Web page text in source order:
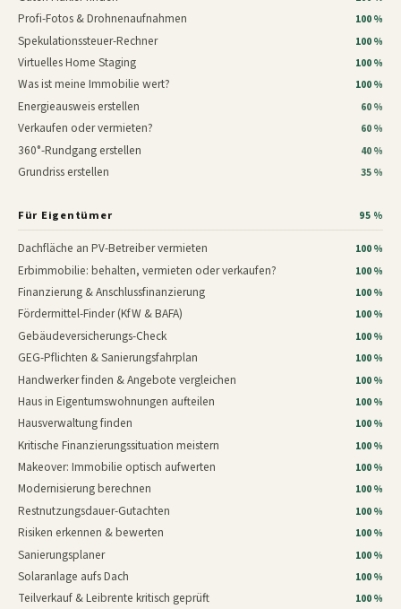
Profi-Fotos & Drohnenaufnahmen 100 %
Spekulationssteuer-Rechner 100 %
Virtuelles Home Staging 100 %
Was ist meine Immobilie wert? 100 %
Energieausweis erstellen 60 %
Verkaufen oder vermieten? 60 %
360°-Rundgang erstellen 40 %
Grundriss erstellen 35 %
Für Eigentümer 95 %
Dachfläche an PV-Betreiber vermieten 100 %
Erbimmobilie: behalten, vermieten oder verkaufen? 100 %
Finanzierung & Anschlussfinanzierung 100 %
Fördermittel-Finder (KfW & BAFA) 100 %
Gebäudeversicherungs-Check 100 %
GEG-Pflichten & Sanierungsfahrplan 100 %
Handwerker finden & Angebote vergleichen 100 %
Haus in Eigentumswohnungen aufteilen 100 %
Hausverwaltung finden 100 %
Kritische Finanzierungssituation meistern 100 %
Makeover: Immobilie optisch aufwerten 100 %
Modernisierung berechnen 100 %
Restnutzungsdauer-Gutachten 100 %
Risiken erkennen & bewerten 100 %
Sanierungsplaner 100 %
Solaranlage aufs Dach 100 %
Teilverkauf & Leibrente kritisch geprüft 100 %